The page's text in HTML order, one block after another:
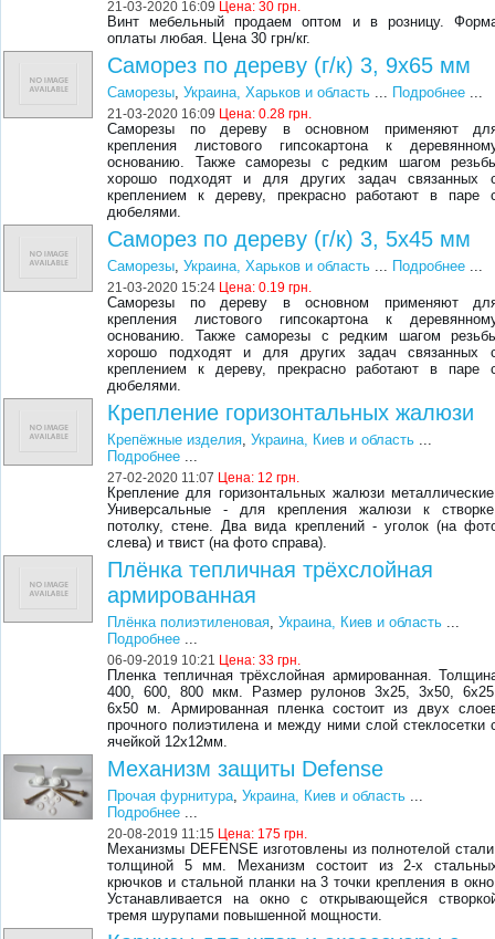
21-03-2020 16:09 Цена:30 грн.
Винт мебельный продаем оптом и в розницу.
оплаты любая. Цена 30 грн/кг.
Саморез по дереву (г/к) 3, 9х65 мм
Саморезы,Украина, Харьков и область ... Подробнее ...
21-03-2020 16:09 Цена:0.28 грн.
Саморезы по дереву в основном применяют
крепления листового гипсокартона к
основанию. Также саморезы с редким шагом
хорошо подходят и для других задач связанных
креплением к дереву, прекрасно работают в паре
дюбелями.
Саморез по дереву (г/к) 3, 5х45 мм
Саморезы,Украина, Харьков и область ... Подробнее ...
21-03-2020 15:24 Цена:0.19 грн.
Саморезы по дереву в основном применяют
крепления листового гипсокартона к
основанию. Также саморезы с редким шагом
хорошо подходят и для других задач связанных
креплением к дереву, прекрасно работают в паре
дюбелями.
Крепление горизонтальных жалюзи
Крепёжные изделия,Украина, Киев и область ...
Подробнее ...
27-02-2020 11:07 Цена: 12 грн.
Крепление для горизонтальных жалюзи
Универсальные - для крепления жалюзи к
потолку, стене. Два вида креплений - уголок (на
слева) и твист (на фото справа).
Плёнка тепличная трёхслойная
армированная
Плёнка полиэтиленовая,Украина, Киев и область ...
Подробнее ...
06-09-2019 10:21 Цена:33 грн.
Пленка тепличная трёхслойная армированная.
400, 600, 800 мкм. Размер рулонов 3х25, 3х50,
6х50 м. Армированная пленка состоит из двух
прочного полиэтилена и между ними слой стеклосетки
ячейкой 12х12мм.
Механизм защиты Defense
Прочая фурнитура,Украина, Киев и область ...
Подробнее ...
20-08-2019 11:15 Цена: 175 грн.
Механизмы DEFENSE изготовлены из полнотелой
толщиной 5 мм. Механизм состоит из 2-х
крючков и стальной планки на 3 точки крепления в
Устанавливается на окно с открывающейся
тремя шурупами повышенной мощности.